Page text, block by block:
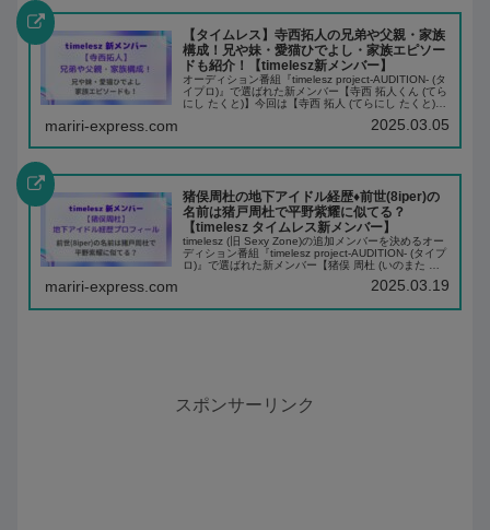
【タイムレス】寺西拓人の兄弟や父親・家族
構成！兄や妹・愛猫ひでよし・家族エピソー
ドも紹介！【timelesz新メンバー】
オーディション番組『timelesz project-AUDITION- (タ
イプロ)』で選ばれた新メンバー【寺西 拓人くん (てら
にし たくと)】今回は【寺西 拓人 (てらにし たくと)】
mariri-express.com 2025.03.05
猪俣周杜の地下アイドル経歴♦️前世(8iper)の
名前は猪戸周杜で平野紫耀に似てる？
【timelesz タイムレス新メンバー】
timelesz (旧 Sexy Zone)の追加メンバーを決めるオー
ディション番組『timelesz project-AUDITION- (タイプ
ロ)』で選ばれた新メンバー【猪俣 周杜 (いのまた し
mariri-express.com 2025.03.19
スポンサーリンク